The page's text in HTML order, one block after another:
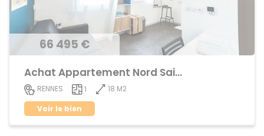
66 495 €
Achat Appartement Nord Saint-Martin
RENNES 1
18 M2
Voir le bien